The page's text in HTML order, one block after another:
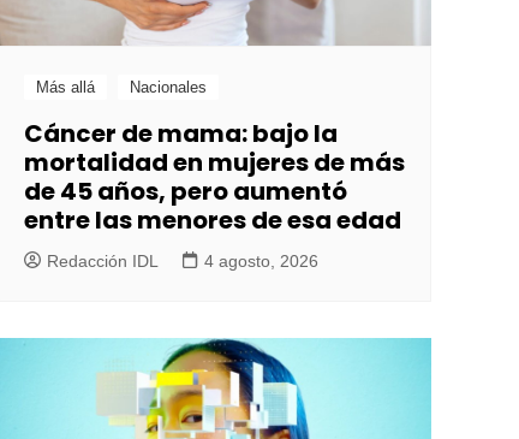
Más allá Nacionales
Cáncer de mama: bajo la
mortalidad en mujeres de más
de 45 años, pero aumentó
entre las menores de esa edad
Redacción IDL 4 agosto, 2026